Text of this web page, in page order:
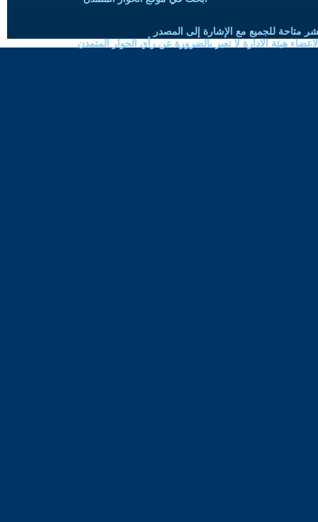
متاحة للجميع مع الإشارة إلى المصدر
هيئة الادارة لا تعبر بالضرورة عن رأي الحوار المتمدن